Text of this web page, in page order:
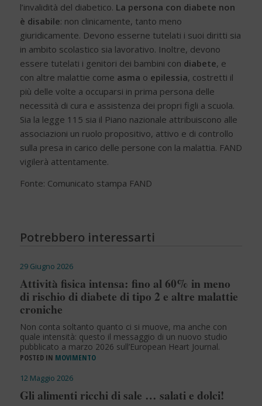
l’invalidità del diabetico. La persona con diabete non
è disabile: non clinicamente, tanto meno
giuridicamente. Devono esserne tutelati i suoi diritti sia
in ambito scolastico sia lavorativo. Inoltre, devono
essere tutelati i genitori dei bambini con diabete, e
con altre malattie come asma o epilessia, costretti il
più delle volte a occuparsi in prima persona delle
necessità di cura e assistenza dei propri figli a scuola.
Sia la legge 115 sia il Piano nazionale attribuiscono alle
associazioni un ruolo propositivo, attivo e di controllo
sulla presa in carico delle persone con la malattia. FAND
vigilerà attentamente.
Fonte: Comunicato stampa FAND
Potrebbero interessarti
29 Giugno 2026
Attività fisica intensa: fino al 60% in meno
di rischio di diabete di tipo 2 e altre malattie
croniche
Non conta soltanto quanto ci si muove, ma anche con
quale intensità: questo il messaggio di un nuovo studio
pubblicato a marzo 2026 sull’European Heart Journal.
POSTED IN MOVIMENTO
12 Maggio 2026
Gli alimenti ricchi di sale … salati e dolci!